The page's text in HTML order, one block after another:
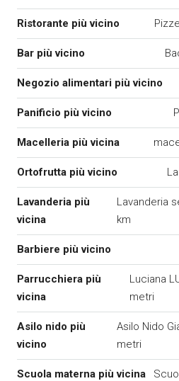
Ristorante più vicino
Bar più vicino
Negozio alimentari più vicino
Panificio più vicino
Macelleria più vicina
Ortofrutta più vicino
Lavanderia più
vicina
Lavanderia
km
Barbiere più vicino
Parrucchiera più
vicina
Luciana
metri
Asilo nido più
vicino
Asilo Nido
metri
Scuola materna più vicina